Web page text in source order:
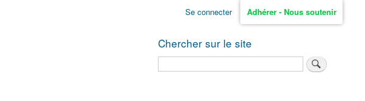
Se connecter Adhérer - Nous soutenir
Chercher sur le site